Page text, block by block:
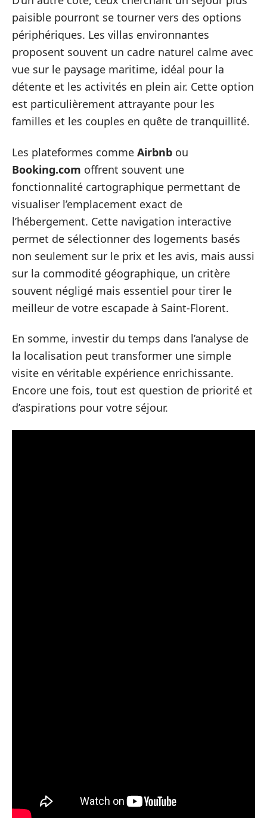
paisible pourront se tourner vers des options
périphériques. Les villas environnantes
proposent souvent un cadre naturel calme avec
vue sur le paysage maritime, idéal pour la
détente et les activités en plein air. Cette option
est particulièrement attrayante pour les
familles et les couples en quête de tranquillité.
Les plateformes comme Airbnb ou
Booking.com offrent souvent une
fonctionnalité cartographique permettant de
visualiser l’emplacement exact de
l’hébergement. Cette navigation interactive
permet de sélectionner des logements basés
non seulement sur le prix et les avis, mais aussi
sur la commodité géographique, un critère
souvent négligé mais essentiel pour tirer le
meilleur de votre escapade à Saint-Florent.
En somme, investir du temps dans l’analyse de
la localisation peut transformer une simple
visite en véritable expérience enrichissante.
Encore une fois, tout est question de priorité et
d’aspirations pour votre séjour.